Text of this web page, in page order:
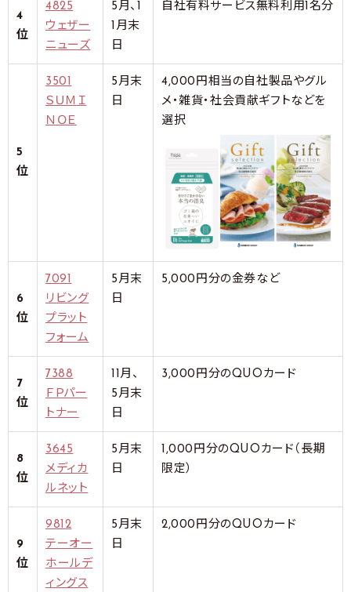
4
位
4825
ウェザー
ニューズ
5月、1
1月末
日
自社有料サービス無料利用1名分
5
位
3501
ＳＵＭＩ
ＮＯＥ
5月末
日
4,000円相当の自社製品やグル
メ・雑貨・社会貢献ギフトなどを
選択
6
位
7091
リビング
プラット
フォーム
5月末
日
5,000円分の金券など
7
位
7388
ＦＰパー
トナー
11月、
5月末
日
3,000円分のQUOカード
8
位
3645
メディカ
ルネット
5月末
日
1,000円分のQUOカード（長期
限定）
9
位
9812
テーオー
ホールデ
ィングス
5月末
日
2,000円分のQUOカード